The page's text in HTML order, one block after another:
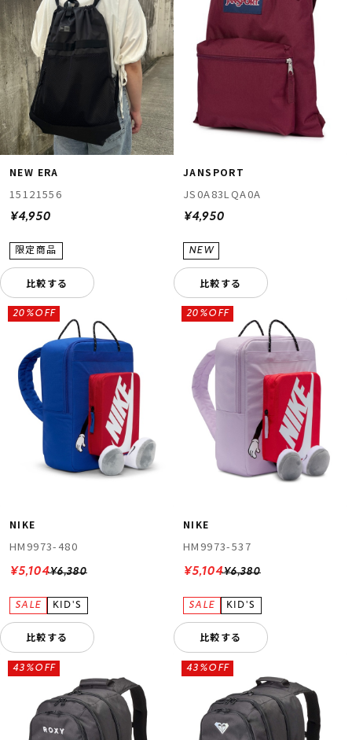
NEW ERA
15121556
¥4,950
比較する
JANSPORT
JS0A83LQA0A
¥4,950
比較する
NIKE
HM9973-480
¥6,380
20%OFF
¥5,104
比較する
NIKE
HM9973-537
¥6,380
20%OFF
¥5,104
比較する
43%OFF 43%OFF